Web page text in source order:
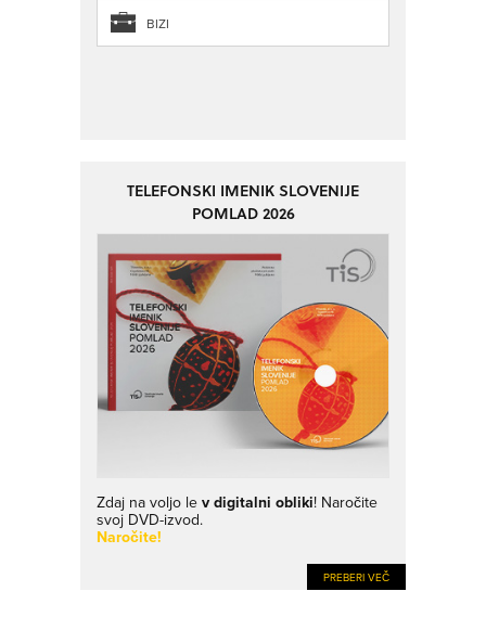
BIZI
TELEFONSKI IMENIK SLOVENIJE
POMLAD 2026
Zdaj na voljo le v digitalni obliki! Naročite
svoj DVD-izvod.
Naročite!
PREBERI VEČ